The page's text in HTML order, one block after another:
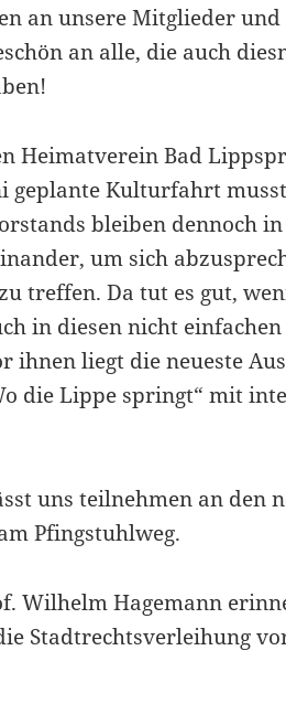
an unsere Mitglieder und
an alle, die auch
Heimatverein Bad
geplante Kulturfahrt
bleiben dennoch
um sich
treffen. Da tut es gut,
in diesen nicht
ihnen liegt die neueste
die Lippe springt“ mit
uns teilnehmen an den
Pfingstuhlweg.
Wilhelm Hagemann
Stadtrechtsverleihung